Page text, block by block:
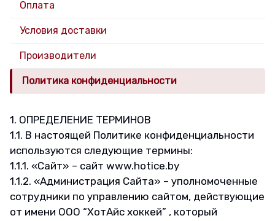
Доставка
по
Беларуси.
Оплата
Условия доставки
Производители
Политика конфиденциальности
1. ОПРЕДЕЛЕНИЕ ТЕРМИНОВ
1.1. В настоящей Политике конфиденциальности
используются следующие термины:
1.1.1. «Сайт» – сайт www.hotice.by
1.1.2. «Администрация Сайта» – уполномоченные
сотрудники по управлению сайтом, действующие
от имени ООО “ХотАйс хоккей” , который